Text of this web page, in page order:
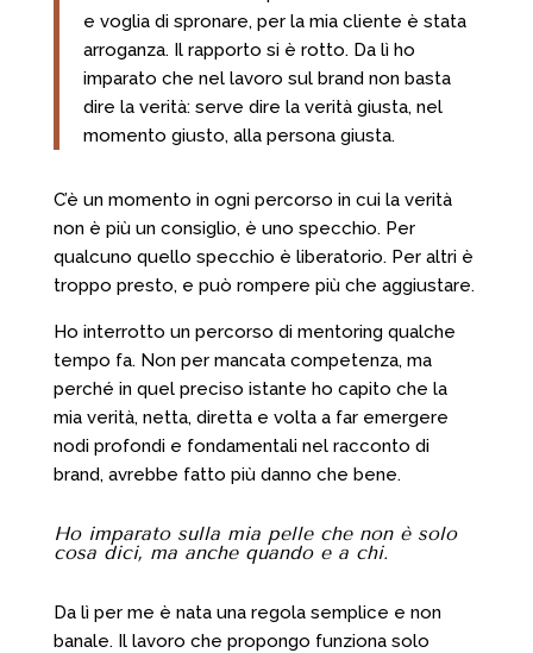
e voglia di spronare, per la mia cliente è stata
arroganza. Il rapporto si è rotto. Da lì ho
imparato che nel lavoro sul brand non basta
dire la verità: serve dire la verità giusta, nel
momento giusto, alla persona giusta.
C’è un momento in ogni percorso in cui la verità
non è più un consiglio, è uno specchio. Per
qualcuno quello specchio è liberatorio. Per altri è
troppo presto, e può rompere più che aggiustare.
Ho interrotto un percorso di mentoring qualche
tempo fa. Non per mancata competenza, ma
perché in quel preciso istante ho capito che la
mia verità, netta, diretta e volta a far emergere
nodi profondi e fondamentali nel racconto di
brand, avrebbe fatto più danno che bene.
Ho imparato sulla mia pelle che non è solo
cosa dici, ma anche quando e a chi.
Da lì per me è nata una regola semplice e non
banale. Il lavoro che propongo funziona solo